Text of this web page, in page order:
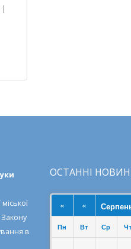
|
Закону
в
ОСТАННІ
« «
Пн Вт Ср Чт